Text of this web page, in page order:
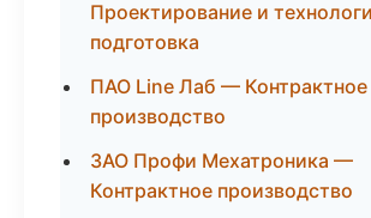
Проектирование и
подготовка
ПАО Line Лаб — Контрактное
производство
ЗАО Профи Мехатроника —
Контрактное производство